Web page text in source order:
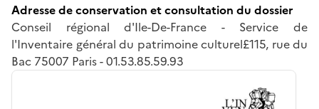
Adresse de conservation et consultation du dossier
Conseil régional d'Ile-De-France - Service de
l'Inventaire général du patrimoine culturel£115, rue du
Bac 75007 Paris - 01.53.85.59.93